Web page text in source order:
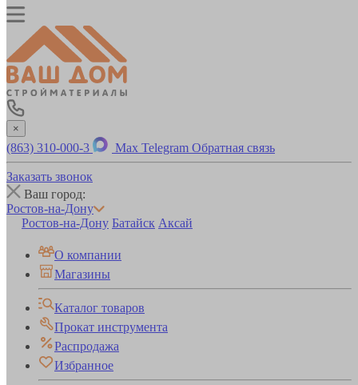
×
(863) 310-000-3 Max Telegram Обратная связь
Заказать звонок
Ваш город:
Ростов-на-Дону
Ростов-на-Дону Батайск Аксай
О компании
Магазины
Каталог товаров
Прокат инструмента
Распродажа
Избранное